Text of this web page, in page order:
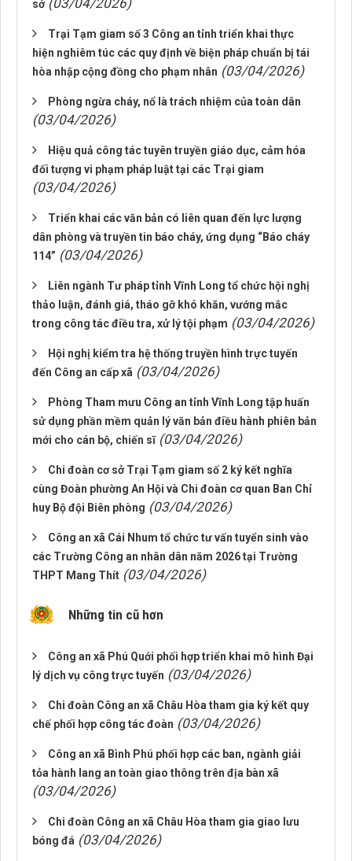
sở (03/04/2026)
Trại Tạm giam số 3 Công an tỉnh triển khai thực
hiện nghiêm túc các quy định về biện pháp chuẩn bị tái
hòa nhập cộng đồng cho phạm nhân (03/04/2026)
Phòng ngừa cháy, nổ là trách nhiệm của toàn dân
(03/04/2026)
Hiệu quả công tác tuyên truyền giáo dục, cảm hóa
đối tượng vi phạm pháp luật tại các Trại giam
(03/04/2026)
Triển khai các văn bản có liên quan đến lực lượng
dân phòng và truyền tin báo cháy, ứng dụng “Báo cháy
114” (03/04/2026)
Liên ngành Tư pháp tỉnh Vĩnh Long tổ chức hội nghị
thảo luận, đánh giá, tháo gỡ khó khăn, vướng mắc
trong công tác điều tra, xử lý tội phạm (03/04/2026)
Hội nghị kiểm tra hệ thống truyền hình trực tuyến
đến Công an cấp xã (03/04/2026)
Phòng Tham mưu Công an tỉnh Vĩnh Long tập huấn
sử dụng phần mềm quản lý văn bản điều hành phiên bản
mới cho cán bộ, chiến sĩ (03/04/2026)
Chi đoàn cơ sở Trại Tạm giam số 2 ký kết nghĩa
cùng Đoàn phường An Hội và Chi đoàn cơ quan Ban Chỉ
huy Bộ đội Biên phòng (03/04/2026)
Công an xã Cái Nhum tổ chức tư vấn tuyển sinh vào
các Trường Công an nhân dân năm 2026 tại Trường
THPT Mang Thít (03/04/2026)
Những tin cũ hơn
Công an xã Phú Quới phối hợp triển khai mô hình Đại
lý dịch vụ công trực tuyến (03/04/2026)
Chi đoàn Công an xã Châu Hòa tham gia ký kết quy
chế phối hợp công tác đoàn (03/04/2026)
Công an xã Bình Phú phối hợp các ban, ngành giải
tỏa hành lang an toàn giao thông trên địa bàn xã
(03/04/2026)
Chi đoàn Công an xã Châu Hòa tham gia giao lưu
bóng đá (03/04/2026)